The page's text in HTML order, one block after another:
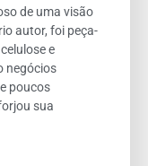
de uma visão
autor, foi peça-
e
negócios
poucos
sua